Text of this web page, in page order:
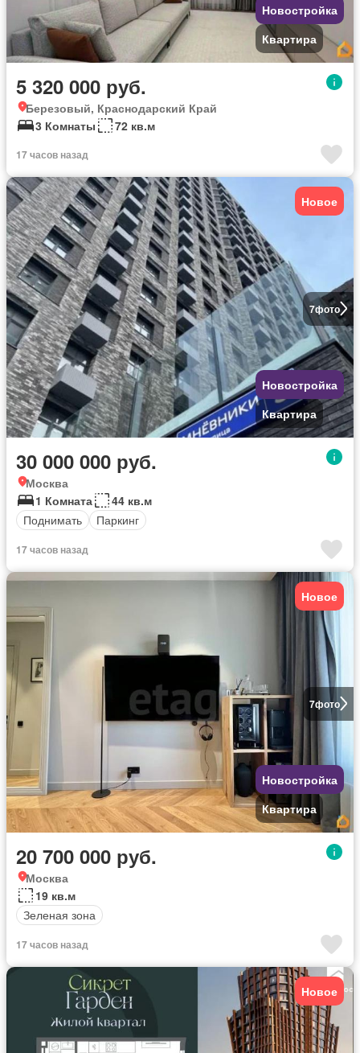
Новостройка
Квартира
5 320 000 руб.
Березовый, Краснодарский Край
3 Комнаты
72 кв.м
17 часов назад
7фото
Новое
Новостройка
Квартира
30 000 000 руб.
Москва
1 Комната
44 кв.м
Поднимать
Паркинг
17 часов назад
7фото
Новое
Новостройка
Квартира
20 700 000 руб.
Москва
19 кв.м
Зеленая зона
17 часов назад
Новое